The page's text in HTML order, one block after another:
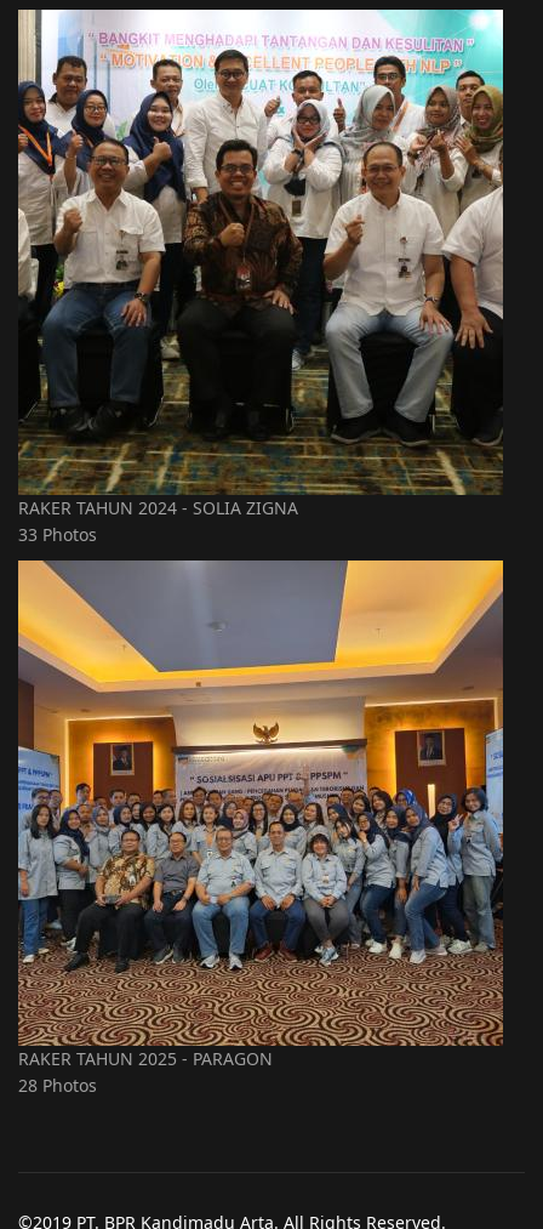
RAKER TAHUN 2024 - SOLIA ZIGNA
33 Photos
RAKER TAHUN 2025 - PARAGON
28 Photos
©2019 PT. BPR Kandimadu Arta. All Rights Reserved.